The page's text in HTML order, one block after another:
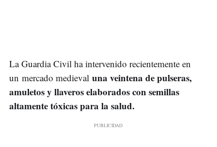
La Guardia Civil ha intervenido recientemente en
un mercado medieval una veintena de pulseras,
amuletos y llaveros elaborados con semillas
altamente tóxicas para la salud.